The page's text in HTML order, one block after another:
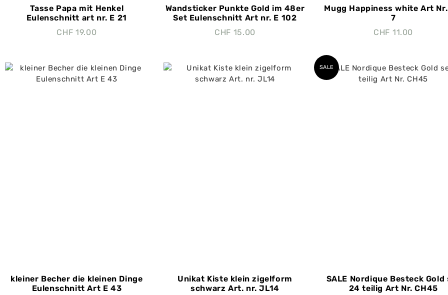
Tasse Papa mit Henkel
Eulenschnitt art nr. E 21
CHF 19.00
Wandsticker Punkte Gold im 48er
Set Eulenschnitt Art nr. E 102
CHF 15.00
Mugg Happiness white Art Nr.
7
CHF 11.00
kleiner Becher die kleinen Dinge
Eulenschnitt Art E 43
Unikat Kiste klein zigelform
schwarz Art. nr. JL14
SALE
SALE Nordique Besteck Gold
24 teilig Art Nr. CH45